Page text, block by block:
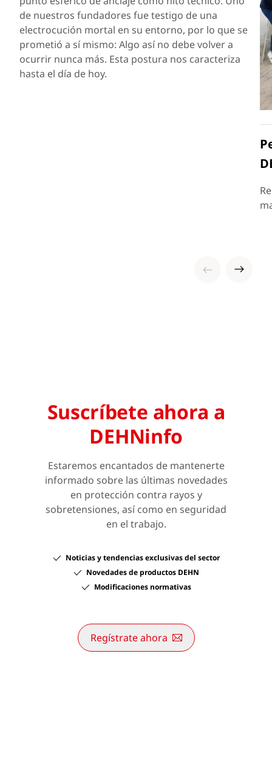
de nuestros fundadores fue testigo de una
electrocución mortal en su entorno, por lo que se
prometió a sí mismo: Algo así no debe volver a
ocurrir nunca más. Esta postura nos caracteriza
hasta el día de hoy.
Suscríbete ahora a
DEHNinfo
Estaremos encantados de mantenerte
informado sobre las últimas novedades
en protección contra rayos y
sobretensiones, así como en seguridad
en el trabajo.
Noticias y tendencias exclusivas del sector
Novedades de productos DEHN
Modificaciones normativas
Regístrate ahora